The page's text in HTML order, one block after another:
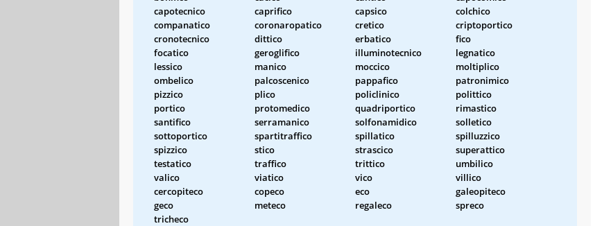
capotecnico
caprifico capsico
colchico
companatico
coronaropatico cretico
criptoportico
cronotecnico
dittico erbatico
fico
focatico
geroglifico illuminotecnico
legnatico
lessico
manico moccico
moltiplico
ombelico
palcoscenico pappafico
patronimico
pizzico
plico policlinico
polittico
portico
protomedico quadriportico
rimastico
santifico
serramanico solfonamidico
solletico
sottoportico
spartitraffico spillatico
spilluzzico
spizzico
stico strascico
superattico
testatico
traffico trittico
umbilico
valico
viatico vico
villico
cercopiteco
copeco eco
galeopiteco
geco
meteco regaleco
spreco
tricheco